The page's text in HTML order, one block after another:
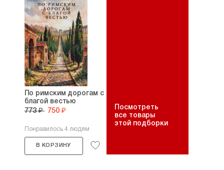
По римским дорогам с
благой вестью
773 ₽ 750 ₽
Понравилось 4 людям
В КОРЗИНУ
Посмотреть
все товары
этой подборки